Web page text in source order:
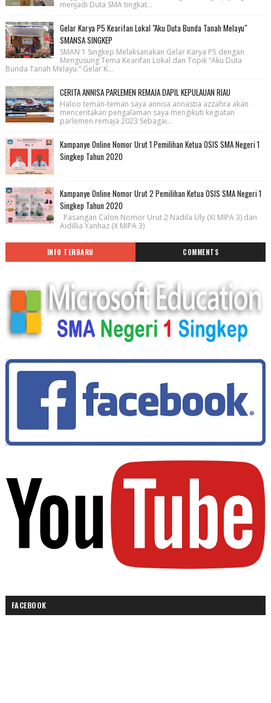
menjadi Duta SMA tingkat...
Gelar Karya P5 Kearifan Lokal "Aku Duta Bunda Tanah Melayu"
SMANSA SINGKEP
SMAN 1 Singkep Melaksanakan Gelar Karya P5 dengan
Mengusung Tema Kearifan Lokal dan Topik “Aku Duta
Bunda Tanah Melayu.” Gelar K...
CERITA ANNISA PARLEMEN REMAJA DAPIL KEPULAUAN RIAU
Haloo teman-teman saya annisa annastia azzahra akan
menceritakan pengalaman saya mengikuti kegiatan
parlemen remaja 2023 Sebagai...
Kampanye Online Nomor Urut 1 Pemilihan Ketua OSIS SMA Negeri 1
Singkep Tahun 2020
Kampanye Online Nomor Urut 2 Pemilihan Ketua OSIS SMA Negeri 1
Singkep Tahun 2020
Pasangan Calon Nomor Urut 2 Nadila Uly (XI MIPA 3) dan
Aidillia Yanhaz (X MIPA 3)
INFO TERBARU COMMENTS
FACEBOOK